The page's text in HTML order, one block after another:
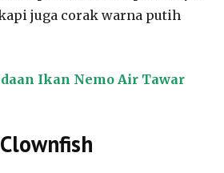
juga corak warna putih
Ikan Nemo Air Tawar